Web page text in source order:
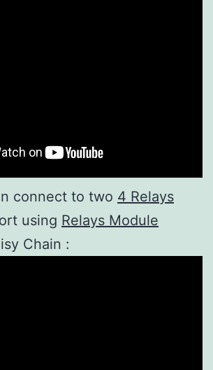
connect to two 4 Relays
using Relays Module
Chain :